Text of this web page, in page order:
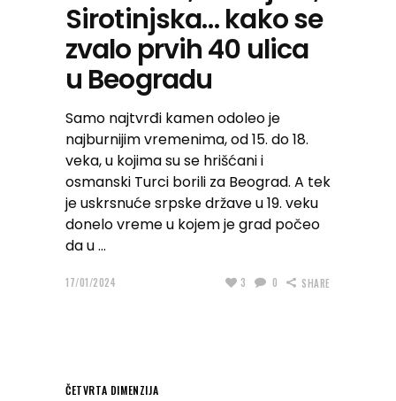
Sirotinjska… kako se
zvalo prvih 40 ulica
u Beogradu
Samo najtvrđi kamen odoleo je
najburnijim vremenima, od 15. do 18.
veka, u kojima su se hrišćani i
osmanski Turci borili za Beograd. A tek
je uskrsnuće srpske države u 19. veku
donelo vreme u kojem je grad počeo
da u
17/01/2024 3 0 SHARE
ČETVRTA DIMENZIJA